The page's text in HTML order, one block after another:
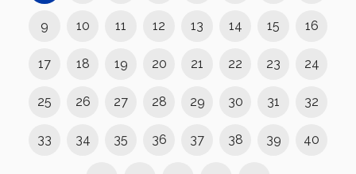
9 10 11 12 13 14 15 16
17 18 19 20 21 22 23 24
25 26 27 28 29 30 31 32
33 34 35 36 37 38 39 40